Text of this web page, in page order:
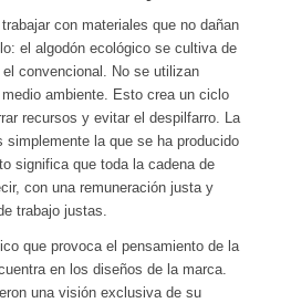
con materiales que no dañan
el algodón ecológico se cultiva de
convencional. No se utilizan
ambiente. Esto crea un ciclo
recursos y evitar el despilfarro. La
simplemente la que se ha producido
significa que toda la cadena de
con una remuneración justa y
trabajo justas.
que provoca el pensamiento de la
en los diseños de la marca.
una visión exclusiva de su